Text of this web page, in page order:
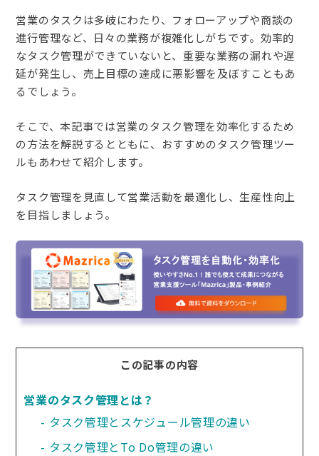
営業のタスクは多岐にわたり、フォローアップや商談の
進行管理など、日々の業務が複雑化しがちです。効率的
なタスク管理ができていないと、重要な業務の漏れや遅
延が発生し、売上目標の達成に悪影響を及ぼすこともあ
るでしょう。
そこで、本記事では営業のタスク管理を効率化するため
の方法を解説するとともに、おすすめのタスク管理ツー
ルもあわせて紹介します。
タスク管理を見直して営業活動を最適化し、生産性向上
を目指しましょう。
この記事の内容
営業のタスク管理とは？
タスク管理とスケジュール管理の違い
タスク管理とTo Do管理の違い